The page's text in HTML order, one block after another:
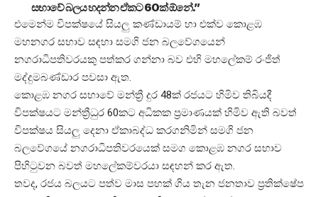
සභාවේ බලය හදන්න ඒකට 60ක් ඕනේ.”
එමෙන්ම විපක්ෂයේ සියලු කණ්ඩායම් හා එක්ව කොළඹ
මහනගර සභාව සඳහා සමගි ජන බලවේගයෙන්
නගරාධිපතිවරයකු පත්කර ගන්නා බව එහි මහලේකම් රංජිත්
මද්දුමබණ්ඩාර පවසා ඇත.
කොළඹ නගර සභාවේ මන්ත්‍රී දුර 48ක් රජයට හිමිව තිබියදී
විපක්ෂයට මන්ත්‍රීධුර 60කට අධිකක ප්‍රමාණයක් හිමිව ඇති බවත්
විපක්ෂය සියලු දෙනා ඒකාබද්ධ කරගනිමින් සමගි ජන
බලවේගයේ නගරාධිපතිවරයෙක් සමග කොළඹ නගර සභාව
පිහිටුවන බවත් මහලේකම්වරයා සඳහන් කර ඇත.
තවද, රජය බලයට පත්ව මාස පහක් ගිය තැන ජනතාව ප්‍රතික්ෂේප